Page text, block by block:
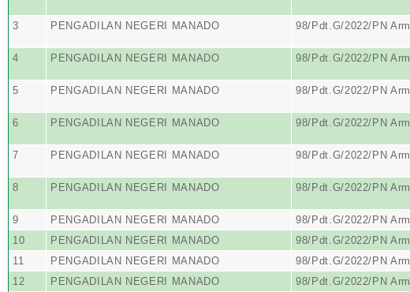
3 PENGADILAN NEGERI MANADO 98/Pdt.G/2022/PN Arm
4 PENGADILAN NEGERI MANADO 98/Pdt.G/2022/PN Arm
5 PENGADILAN NEGERI MANADO 98/Pdt.G/2022/PN Arm
6 PENGADILAN NEGERI MANADO 98/Pdt.G/2022/PN Arm
7 PENGADILAN NEGERI MANADO 98/Pdt.G/2022/PN Arm
8 PENGADILAN NEGERI MANADO 98/Pdt.G/2022/PN Arm
9 PENGADILAN NEGERI MANADO 98/Pdt.G/2022/PN Arm
10
PENGADILAN NEGERI MANADO 98/Pdt.G/2022/PN Arm
11
PENGADILAN NEGERI MANADO 98/Pdt.G/2022/PN Arm
12
PENGADILAN NEGERI MANADO 98/Pdt.G/2022/PN Arm